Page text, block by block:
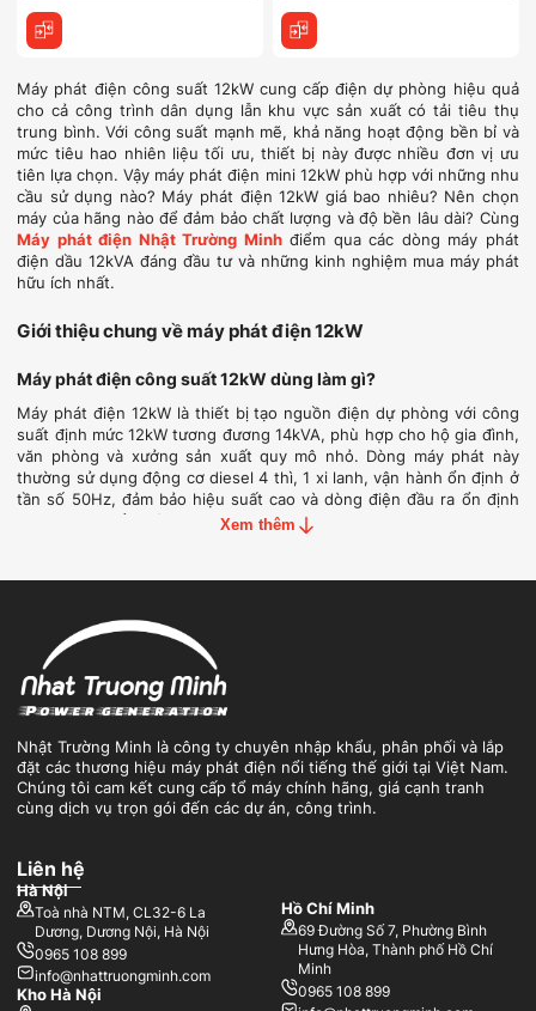
Máy phát điện công suất 12kW cung cấp điện dự phòng hiệu quả
cho cả công trình dân dụng lẫn khu vực sản xuất có tải tiêu thụ
trung bình. Với công suất mạnh mẽ, khả năng hoạt động bền bỉ và
mức tiêu hao nhiên liệu tối ưu, thiết bị này được nhiều đơn vị ưu
tiên lựa chọn. Vậy máy phát điện mini 12kW phù hợp với những nhu
cầu sử dụng nào? Máy phát điện 12kW giá bao nhiêu? Nên chọn
máy của hãng nào để đảm bảo chất lượng và độ bền lâu dài? Cùng
Máy phát điện Nhật Trường Minhđiểm qua các dòng máy phát
điện dầu 12kVA đáng đầu tư và những kinh nghiệm mua máy phát
hữu ích nhất.
Giới thiệu chung về máy phát điện 12kW
Máy phát điện công suất 12kW dùng làm gì?
Máy phát điện 12kW là thiết bị tạo nguồn điện dự phòng với công
suất định mức 12kW tương đương 14kVA, phù hợp cho hộ gia đình,
văn phòng và xưởng sản xuất quy mô nhỏ. Dòng máy phát này
thường sử dụng động cơ diesel 4 thì, 1 xi lanh, vận hành ổn định ở
tần số 50Hz, đảm bảo hiệu suất cao và dòng điện đầu ra ổn định
theo tiêu chuẩn lưới điện tại Việt Nam.
Máy phát điện công suất 12kW là pháp dự phòng điện năng hiệu
quả cho gia đình và kinh doanh nhỏ lẻ
Ưu nhược điểm của máy phát điện 12kW
Xem thêm
Nhật Trường Minh là công ty chuyên nhập khẩu, phân phối và lắp
đặt các thương hiệu máy phát điện nổi tiếng thế giới tại Việt Nam.
Chúng tôi cam kết cung cấp tổ máy chính hãng, giá cạnh tranh
cùng dịch vụ trọn gói đến các dự án, công trình.
Liên hệ
Hà Nội
Toà nhà NTM, CL32-6 La
Dương, Dương Nội, Hà Nội
0965 108 899
info@nhattruongminh.com
Kho Hà Nội
Hồ Chí Minh
69 Đường Số 7, Phường Bình
Hưng Hòa, Thành phố Hồ Chí
Minh
0965 108 899